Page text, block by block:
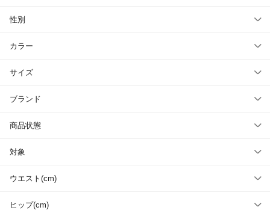
性別
カラー
サイズ
ブランド
商品状態
対象
ウエスト(cm)
ヒップ(cm)